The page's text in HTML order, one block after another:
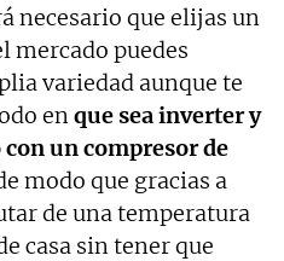
necesario que elijas un
mercado puedes
variedad aunque te
enque sea inverter y
un compresor de
modo que gracias a
de una temperatura
casa sin tener que